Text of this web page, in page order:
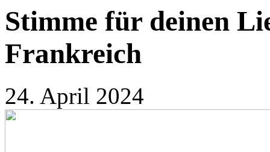
Stimme für deinen
Frankreich
24. April 2024